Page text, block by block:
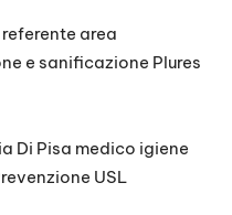
area
e sanificazione Plures
Di Pisa medico igiene
USL